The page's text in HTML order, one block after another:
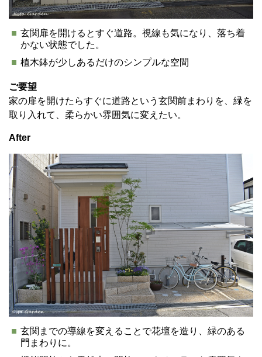
玄関扉を開けるとすぐ道路。視線も気になり、落ち着
かない状態でした。
植木鉢が少しあるだけのシンプルな空間
ご要望
家の扉を開けたらすぐに道路という玄関前まわりを、緑を
取り入れて、柔らかい雰囲気に変えたい。
After
玄関までの導線を変えることで花壇を造り、緑のある
門まわりに。